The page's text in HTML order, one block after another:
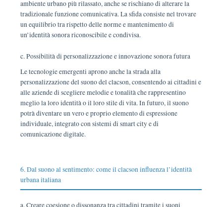
ambiente urbano più rilassato, anche se rischiano di alterare la
tradizionale funzione comunicativa. La sfida consiste nel trovare
un equilibrio tra rispetto delle norme e mantenimento di
un’identità sonora riconoscibile e condivisa.
c. Possibilità di personalizzazione e innovazione sonora futura
Le tecnologie emergenti aprono anche la strada alla
personalizzazione del suono del clacson, consentendo ai cittadini e
alle aziende di scegliere melodie e tonalità che rappresentino
meglio la loro identità o il loro stile di vita. In futuro, il suono
potrà diventare un vero e proprio elemento di espressione
individuale, integrato con sistemi di smart city e di
comunicazione digitale.
6. Dal suono al sentimento: come il clacson influenza l’identità
urbana italiana
a. Creare coesione o dissonanza tra cittadini tramite i suoni